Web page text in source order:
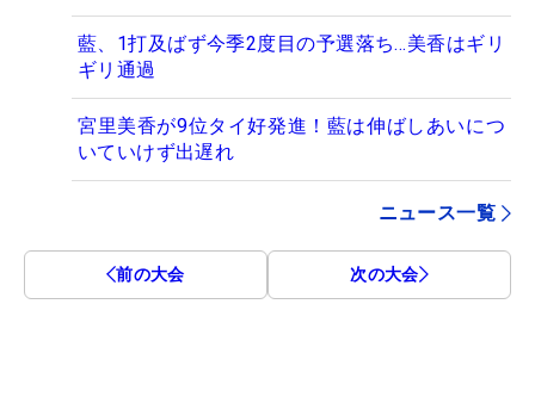
藍、1打及ばず今季2度目の予選落ち…美香はギリ
ギリ通過
宮里美香が9位タイ好発進！藍は伸ばしあいにつ
いていけず出遅れ
ニュース一覧
前の大会 次の大会